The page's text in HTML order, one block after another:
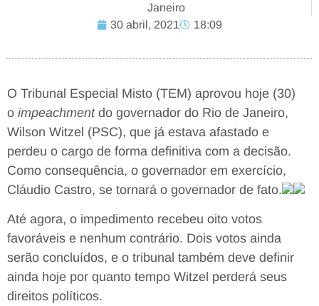
Janeiro
30 abril, 2021
18:09
O Tribunal Especial Misto (TEM) aprovou hoje (30)
o impeachmentdo governador do Rio de Janeiro,
Wilson Witzel (PSC), que já estava afastado e
perdeu o cargo de forma definitiva com a decisão.
Como consequência, o governador em exercício,
Cláudio Castro, se tornará o governador de fato.
Até agora, o impedimento recebeu oito votos
favoráveis e nenhum contrário. Dois votos ainda
serão concluídos, e o tribunal também deve definir
ainda hoje por quanto tempo Witzel perderá seus
direitos políticos.